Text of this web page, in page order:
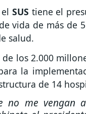
SUS tiene el
vida de más de
salud.
de los 2.000
la
de 14
no me vengan